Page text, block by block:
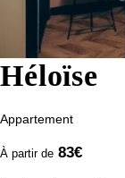
Héloïse
Appartement
À partir de 83€